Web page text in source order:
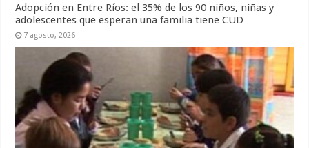
Adopción en Entre Ríos: el 35% de los 90 niños, niñas y
adolescentes que esperan una familia tiene CUD
7 agosto, 2026